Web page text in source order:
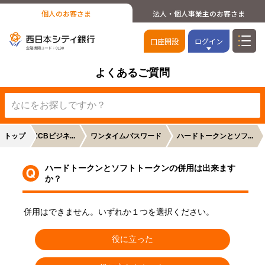
個人のお客さま 法人・個人事業主のお客さま
口座開設 ログイン
よくあるご質問
トップ
【全般】NCBビジネ... ワンタイムパスワード ハードトークンとソフ...
ハードトークンとソフトトークンの併用は出来ます
か？
併用はできません。いずれか１つを選択ください。
役に立った